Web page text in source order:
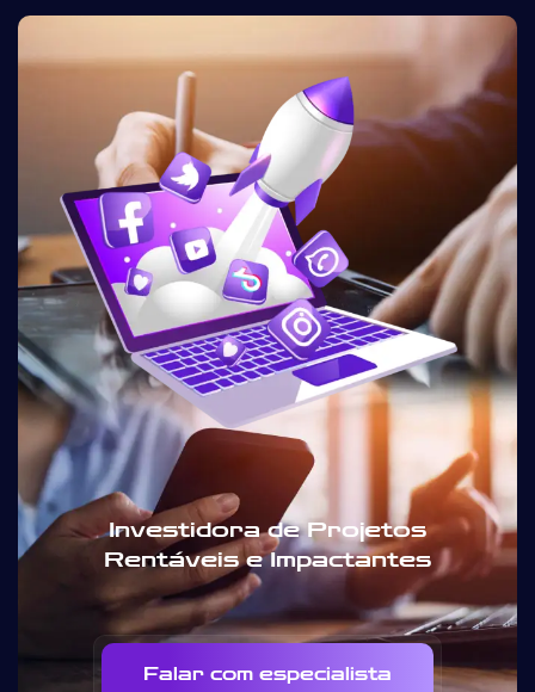
Investidora de Projetos
Rentáveis e Impactantes
Falar com especialista